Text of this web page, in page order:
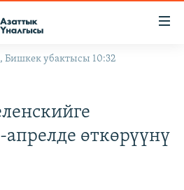
Бишкек убактысы 10:32
апрелде өткөрүүнү